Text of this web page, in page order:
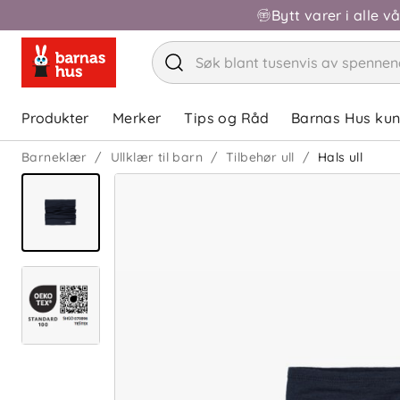
Bytt varer i alle
Produkter Merker Tips og Råd Barnas Hus
Barneklær Ullklær til barn Tilbehør ull Hals ull